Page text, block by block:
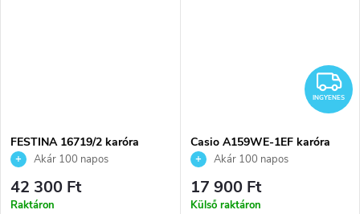
FESTINA 16719/2 karóra
Akár 100 napos
visszaküldési lehetőség. Hivatalos
márkakereskedő.
42 300 Ft
Raktáron
INGYENES
Casio A159WE-1EF karóra
Akár 100 napos
visszaküldési lehetőség. Hivatalos
márkakereskedő.
17 900 Ft
Külső raktáron